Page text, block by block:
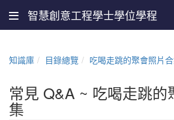
智慧創意工程學士學位學程
知識庫 目錄總覽 吃喝走跳的聚會照片
常見 Q&A ~ 吃喝走跳的
集